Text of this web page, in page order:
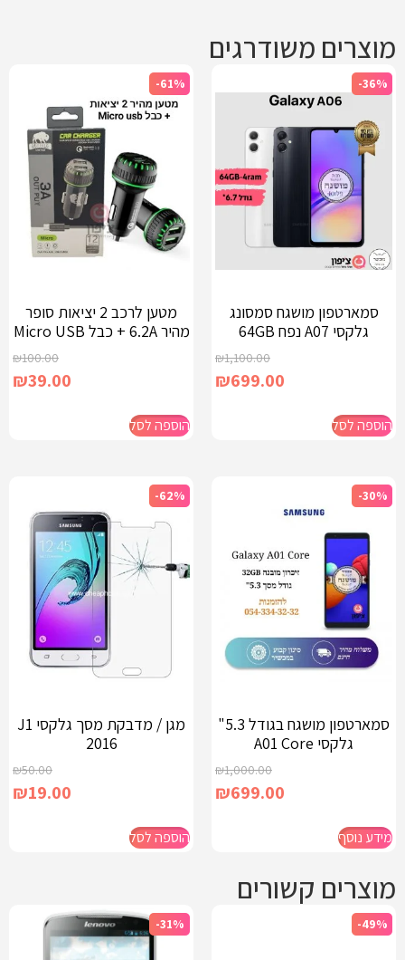
מוצרים משודרגים
-36%
סמארטפון מושגח סמסונג
גלקסי A07 נפח 64GB
₪1,100.00
₪699.00
הוספה לסל
-61%
מטען לרכב 2 יציאות סופר
מהיר 6.2A + כבל Micro USB
₪100.00
₪39.00
הוספה לסל
-30%
סמארטפון מושגח בגודל 5.3"
גלקסי A01 Core
₪1,000.00
₪699.00
מידע נוסף
-62%
מגן / מדבקת מסך גלקסי J1
2016
₪50.00
₪19.00
הוספה לסל
מוצרים קשורים
-49%
-31%